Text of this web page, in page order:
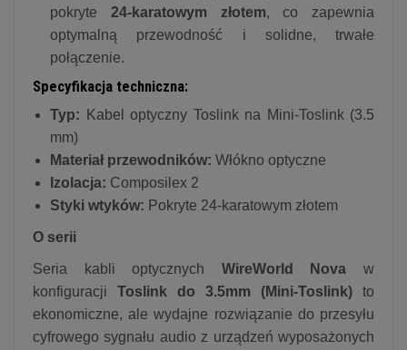
pokryte 24-karatowym złotem, co zapewnia
optymalną przewodność i solidne, trwałe
połączenie.
Specyfikacja techniczna:
Typ: Kabel optyczny Toslink na Mini-Toslink (3.5
mm)
Materiał przewodników: Włókno optyczne
Izolacja: Composilex 2
Styki wtyków: Pokryte 24-karatowym złotem
O serii
Seria kabli optycznych WireWorld Nova w
konfiguracji Toslink do 3.5mm (Mini-Toslink) to
ekonomiczne, ale wydajne rozwiązanie do przesyłu
cyfrowego sygnału audio z urządzeń wyposażonych